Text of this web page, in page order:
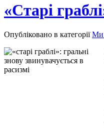
«Старі
Опубліковано в категоріїМи